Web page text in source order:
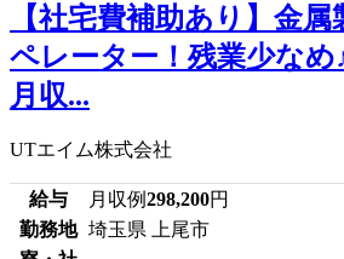
【社宅費補助あり】金
ペレーター！残業少な
月収...
UTエイム株式会社
給与 月収例298,200円
勤務地 埼玉県 上尾市